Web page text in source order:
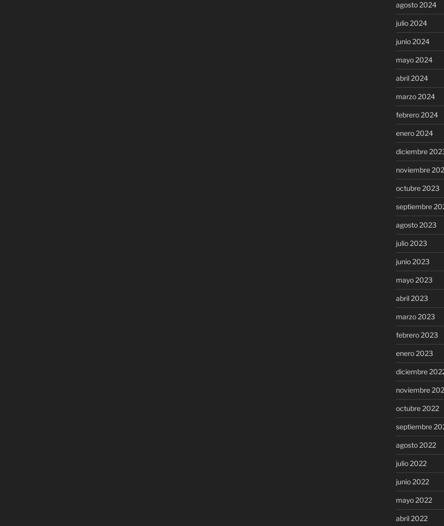
agosto 2024
julio 2024
junio 2024
mayo 2024
abril 2024
marzo 2024
febrero 2024
enero 2024
diciembre
noviembre
octubre 2023
septiembre
agosto 2023
julio 2023
junio 2023
mayo 2023
abril 2023
marzo 2023
febrero 2023
enero 2023
diciembre
noviembre
octubre 2022
septiembre
agosto 2022
julio 2022
junio 2022
mayo 2022
abril 2022